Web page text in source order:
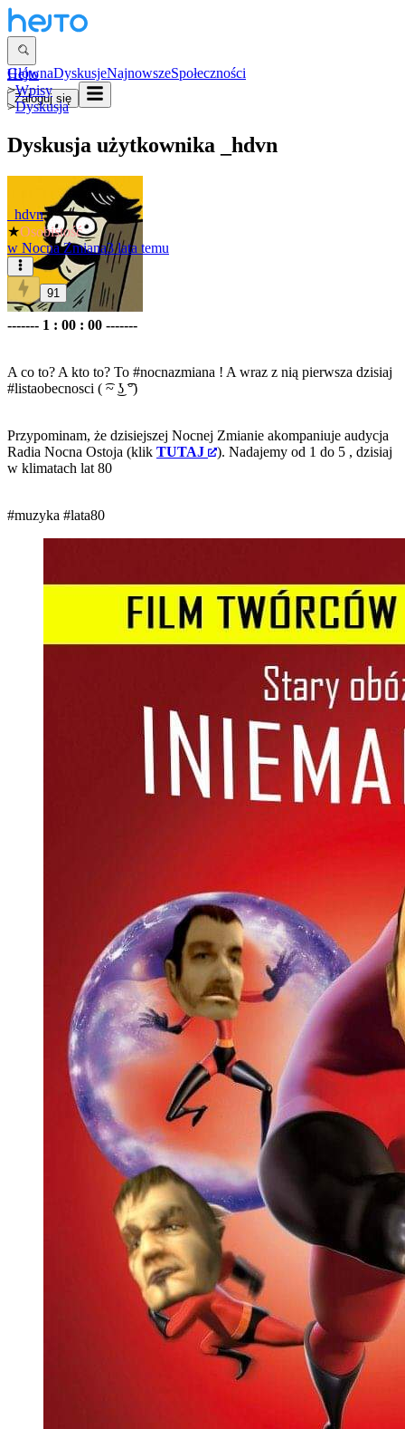
GłównaDyskusjeNajnowszeSpołeczności
Zaloguj się
Hejto
>Wpisy
>Dyskusja
Dyskusja użytkownika _hdvn
_hdvn
★Osobistość
w Nocna Zmiana3 lata temu
91
------- 1 : 00 : 00 -------
A co to? A kto to? To #nocnazmiana ! A wraz z nią pierwsza dzisiaj
#listaobecnosci ( ͡~ ͜ʖ ͡°)
Przypominam, że dzisiejszej Nocnej Zmianie akompaniuje audycja
Radia Nocna Ostoja (klik TUTAJ ). Nadajemy od 1 do 5 , dzisiaj
w klimatach lat 80
#muzyka #lata80